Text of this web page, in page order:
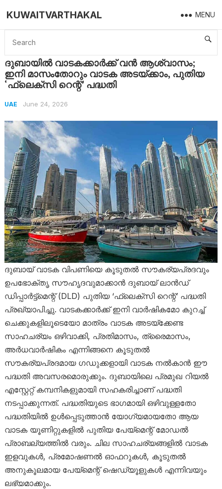
KUWAITVARTHAKAL MENU
Home UAE ദുബായിൽ വാടകക്കാർക്ക് വൻ ആശ്വാസം; ഇനി മാസംതോറും വാടക അടയ്ക്കാം, പുതിയ ‘ഫ്ലെക്സി റെന്റ്’ പദ്ധതി
ദുബായിൽ വാടകക്കാർക്ക് വൻ ആശ്വാസം;
ഇനി മാസംതോറും വാടക അടയ്ക്കാം, പുതിയ
‘ഫ്ലെക്സി റെന്റ്’ പദ്ധതി
UAE June 24, 2026
ദുബായ് വാടക വിപണിയെ കൂടുതൽ സൗകര്യപ്രദവും
ഉപഭോക്തൃ സൗഹൃദവുമാക്കാൻ ദുബായ് ലാൻഡ്
ഡിപ്പാർട്ട്മെന്റ് (DLD) പുതിയ ‘ഫ്ലെക്സി റെന്റ്’ പദ്ധതി
പ്രഖ്യാപിച്ചു. വാടകക്കാർക്ക് ഇനി വാർഷികമോ കുറച്ച്
ചെക്കുകളിലൂടെയോ മാത്രം വാടക അടയ്ക്കേണ്ട
സാഹചര്യം ഒഴിവാക്കി, പ്രതിമാസം, ത്രൈമാസം,
അർധവാർഷികം എന്നിങ്ങനെ കൂടുതൽ
സൗകര്യപ്രദമായ ഗഡുക്കളായി വാടക നൽകാൻ ഈ
പദ്ധതി അവസരമൊരുക്കും. ദുബായിലെ പ്രമുഖ റിയൽ
എസ്റ്റേറ്റ് കമ്പനികളുമായി സഹകരിച്ചാണ് പദ്ധതി
നടപ്പാക്കുന്നത്. പദ്ധതിയുടെ ഭാഗമായി ഒഴിവുള്ളതോ
പദ്ധതിയിൽ ഉൾപ്പെടുത്താൻ യോഗ്യമായതോ ആയ
വാടക യൂണിറ്റുകളിൽ പുതിയ പേയ്‌മെന്റ് മോഡൽ
പ്രാബല്യത്തിൽ വരും. ചില സാഹചര്യങ്ങളിൽ വാടക
ഇളവുകൾ, പ്രമോഷണൽ ഓഫറുകൾ, കൂടുതൽ
അനുകൂലമായ പേയ്‌മെന്റ് ഷെഡ്യൂളുകൾ എന്നിവയും
ലഭ്യമാക്കും.